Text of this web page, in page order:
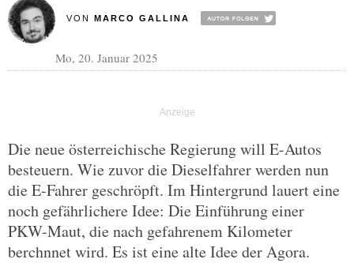
VON MARCO GALLINA
Mo, 20. Januar 2025
Die neue österreichische Regierung will E-Autos
besteuern. Wie zuvor die Dieselfahrer werden nun
die E-Fahrer geschröpft. Im Hintergrund lauert eine
noch gefährlichere Idee: Die Einführung einer
PKW-Maut, die nach gefahrenem Kilometer
berchnnet wird. Es ist eine alte Idee der Agora.